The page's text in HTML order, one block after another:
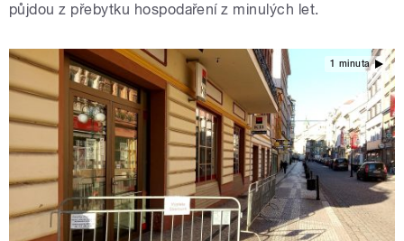
půjdou z přebytku hospodaření z minulých let.
1 minuta